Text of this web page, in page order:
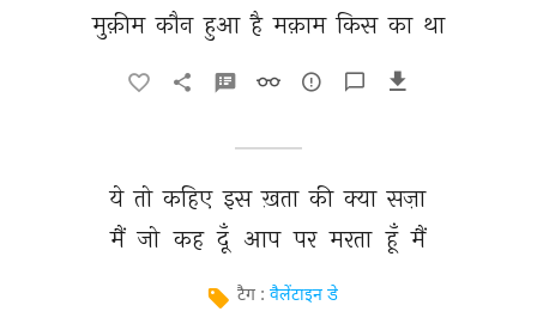
मुक़ीम कौन हुआ है मक़ाम किस का था
ये तो कहिए इस ख़ता की क्या सज़ा
मैं जो कह दूँ आप पर मरता हूँ मैं
टैग : वैलेंटाइन डे